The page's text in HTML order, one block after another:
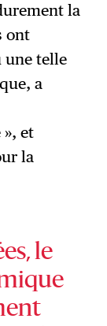
la
ont
une telle
a
et
la
le